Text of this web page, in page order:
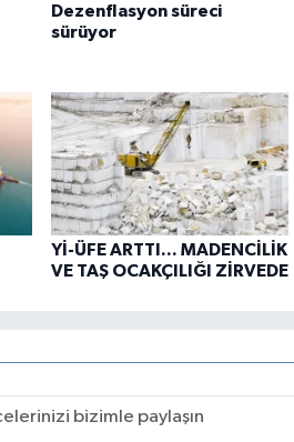
Dezenflasyon süreci
sürüyor
Yİ-ÜFE ARTTI... MADENCİLİK
VE TAŞ OCAKÇILIĞI ZİRVEDE